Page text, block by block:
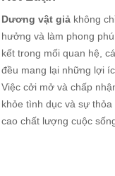
Dương vật giả không
hưởng và làm phong
kết trong mối quan hệ,
đều mang lại những lợi
Việc cởi mở và chấp
khỏe tình dục và sự
cao chất lượng cuộc